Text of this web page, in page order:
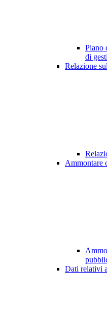
Piano
di
Relazione
Ammontare
Dati relativi